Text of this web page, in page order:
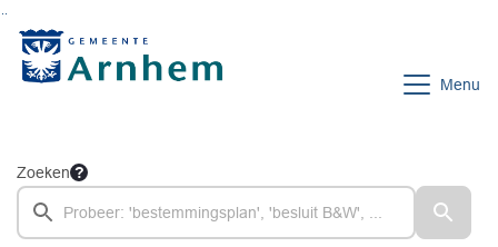
Menu
Zoeken